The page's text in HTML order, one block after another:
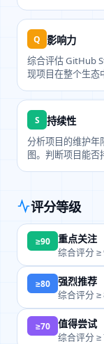
Q 影响力
综合评估 GitHub
现项目在整个生态
S 持续性
分析项目的维护年
图。判断项目能否
评分等级
≥90 重点关注
综合评分 ≥
≥80 强烈推荐
综合评分 ≥
≥70 值得尝试
综合评分 ≥